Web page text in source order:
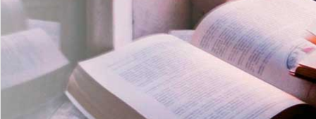
6º AO 9º ANO FUNDAMENTAL
Inglês: Turmas Reduzidas
(Proficiência)